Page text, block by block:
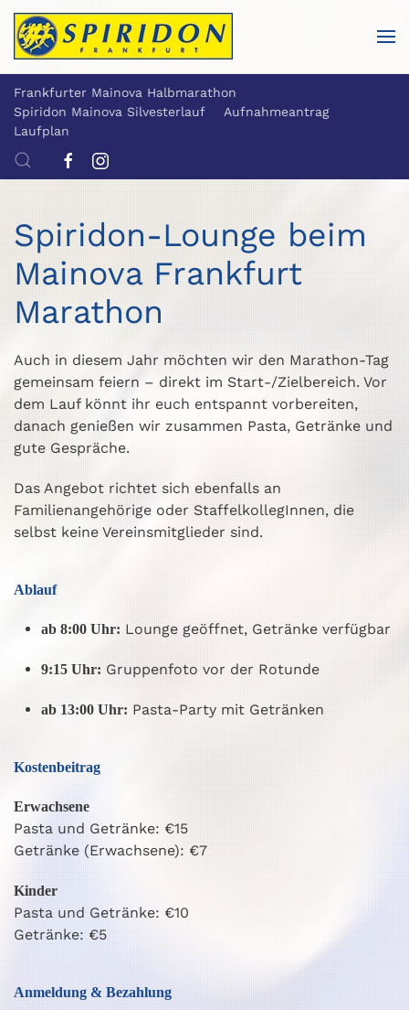
Skip to main content
Frankfurter Mainova Halbmarathon
Spiridon Mainova Silvesterlauf
Aufnahmeantrag
Laufplan
Spiridon-Lounge beim
Mainova Frankfurt
Marathon
Auch in diesem Jahr möchten wir den Marathon-Tag
gemeinsam feiern – direkt im Start-/Zielbereich. Vor
dem Lauf könnt ihr euch entspannt vorbereiten,
danach genießen wir zusammen Pasta, Getränke und
gute Gespräche.
Das Angebot richtet sich ebenfalls an
Familienangehörige oder StaffelkollegInnen, die
selbst keine Vereinsmitglieder sind.
Ablauf
ab 8:00 Uhr: Lounge geöffnet, Getränke verfügbar
9:15 Uhr: Gruppenfoto vor der Rotunde
ab 13:00 Uhr: Pasta-Party mit Getränken
Kostenbeitrag
Erwachsene
Pasta und Getränke: €15
Getränke (Erwachsene): €7
Kinder
Pasta und Getränke: €10
Getränke: €5
Anmeldung & Bezahlung